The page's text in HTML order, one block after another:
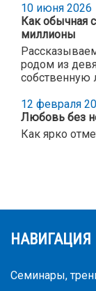
10 июня 2026
Как обычная
миллионы
родом из
собственную
12 февраля
Любовь без
Как ярко
НАВИГАЦИЯ
Семинары,